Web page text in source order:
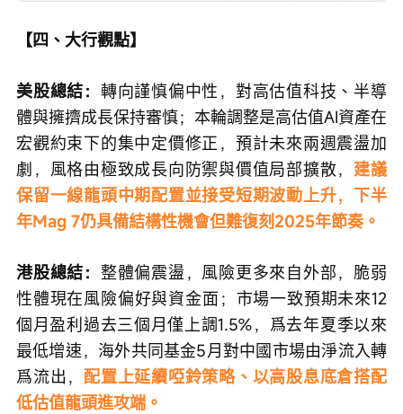
【四、大行觀點】
美股總結： 轉向謹慎偏中性，對高估值科技、半導
體與擁擠成長保持審慎；本輪調整是高估值AI資產在
宏觀約束下的集中定價修正，預計未來兩週震盪加
劇，風格由極致成長向防禦與價值局部擴散， 建議
保留一線龍頭中期配置並接受短期波動上升，下半
年Mag 7仍具備結構性機會但難復刻2025年節奏。
港股總結： 整體偏震盪，風險更多來自外部，脆弱
性體現在風險偏好與資金面；市場一致預期未來12
個月盈利過去三個月僅上調1.5%，爲去年夏季以來
最低增速，海外共同基金5月對中國市場由淨流入轉
爲流出，配置上延續啞鈴策略、以高股息底倉搭配
低估值龍頭進攻端。